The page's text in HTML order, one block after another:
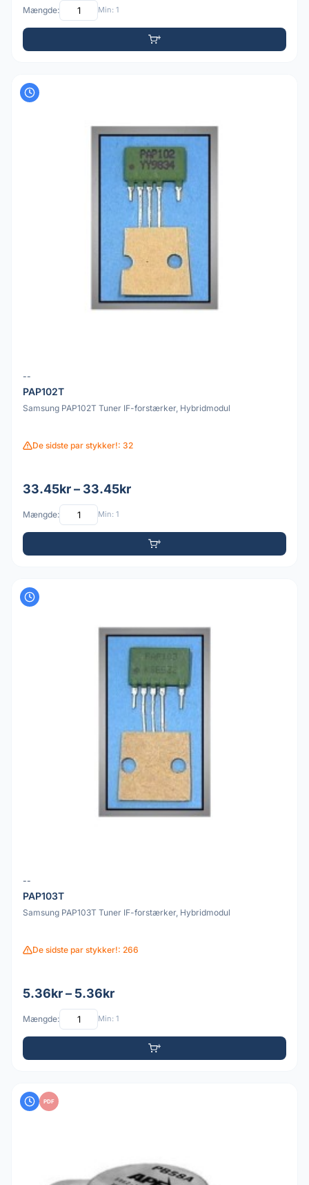
Mængde: Min: 1
--
PAP102T
Samsung PAP102T Tuner IF-forstærker, Hybridmodul
De sidste par stykker!: 32
33.45kr – 33.45kr
Mængde: Min: 1
--
PAP103T
Samsung PAP103T Tuner IF-forstærker, Hybridmodul
De sidste par stykker!: 266
5.36kr – 5.36kr
Mængde: Min: 1
PDF